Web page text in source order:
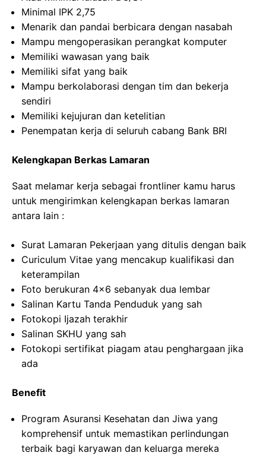
Minimal IPK 2,75
Menarik dan pandai berbicara dengan nasabah
Mampu mengoperasikan perangkat komputer
Memiliki wawasan yang baik
Memiliki sifat yang baik
Mampu berkolaborasi dengan tim dan bekerja
sendiri
Memiliki kejujuran dan ketelitian
Penempatan kerja di seluruh cabang Bank BRI
Kelengkapan Berkas Lamaran
Saat melamar kerja sebagai frontliner kamu harus
untuk mengirimkan kelengkapan berkas lamaran
antara lain :
Surat Lamaran Pekerjaan yang ditulis dengan baik
Curiculum Vitae yang mencakup kualifikasi dan
keterampilan
Foto berukuran 4×6 sebanyak dua lembar
Salinan Kartu Tanda Penduduk yang sah
Fotokopi Ijazah terakhir
Salinan SKHU yang sah
Fotokopi sertifikat piagam atau penghargaan jika
ada
Benefit
Program Asuransi Kesehatan dan Jiwa yang
komprehensif untuk memastikan perlindungan
terbaik bagi karyawan dan keluarga mereka